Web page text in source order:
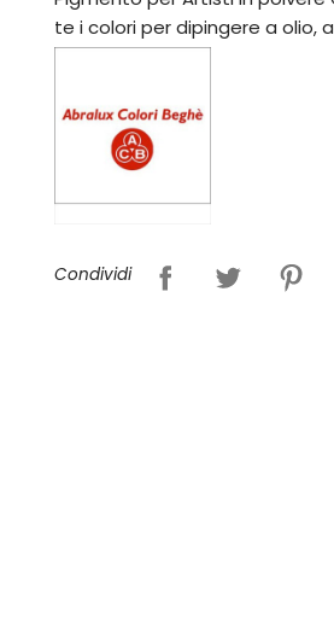
te i colori per dipingere a olio,
Condividi